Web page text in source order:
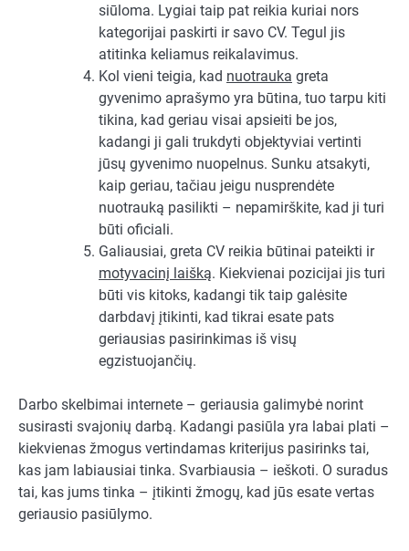
siūloma. Lygiai taip pat reikia kuriai nors
kategorijai paskirti ir savo CV. Tegul jis
atitinka keliamus reikalavimus.
Kol vieni teigia, kad nuotrauka greta
gyvenimo aprašymo yra būtina, tuo tarpu kiti
tikina, kad geriau visai apsieiti be jos,
kadangi ji gali trukdyti objektyviai vertinti
jūsų gyvenimo nuopelnus. Sunku atsakyti,
kaip geriau, tačiau jeigu nusprendėte
nuotrauką pasilikti – nepamirškite, kad ji turi
būti oficiali.
Galiausiai, greta CV reikia būtinai pateikti ir
motyvacinį laišką. Kiekvienai pozicijai jis turi
būti vis kitoks, kadangi tik taip galėsite
darbdavį įtikinti, kad tikrai esate pats
geriausias pasirinkimas iš visų
egzistuojančių.
Darbo skelbimai internete – geriausia galimybė norint
susirasti svajonių darbą. Kadangi pasiūla yra labai plati –
kiekvienas žmogus vertindamas kriterijus pasirinks tai,
kas jam labiausiai tinka. Svarbiausia – ieškoti. O suradus
tai, kas jums tinka – įtikinti žmogų, kad jūs esate vertas
geriausio pasiūlymo.